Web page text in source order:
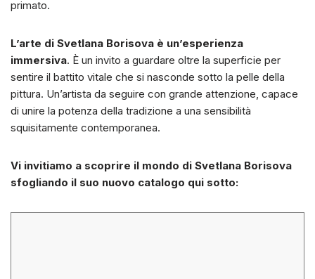
primato.
L’arte di Svetlana Borisova è un’esperienza
immersiva. È un invito a guardare oltre la superficie per
sentire il battito vitale che si nasconde sotto la pelle della
pittura. Un’artista da seguire con grande attenzione, capace
di unire la potenza della tradizione a una sensibilità
squisitamente contemporanea.
Vi invitiamo a scoprire il mondo di Svetlana Borisova
sfogliando il suo nuovo catalogo qui sotto: